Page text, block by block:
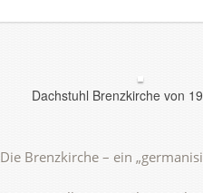
Dachstuhl Brenzkirche von
Die Brenzkirche – ein